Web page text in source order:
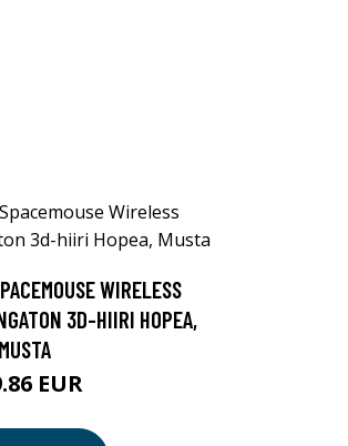
WIRELESS
3D-HIIRI HOPEA,
MUSTA
EUR